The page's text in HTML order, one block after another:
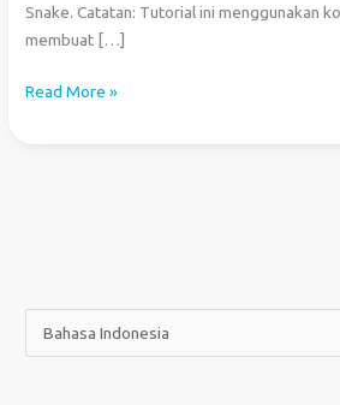
Snake. Catatan: Tutorial ini menggunakan
membuat […]
Membuat
Snake
Read More »